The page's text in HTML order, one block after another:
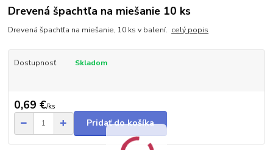
Drevená špachtľa na miešanie 10 ks
Drevená špachtľa na miešanie, 10 ks v balení. celý popis
Dostupnosť Skladom
0,69 €/ks
Pridať do košíka